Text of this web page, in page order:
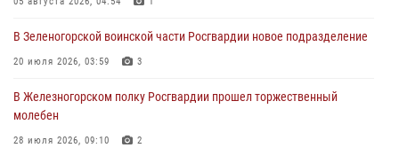
03 августа 2026, 13:12 2
В Зеленогорской воинской части Росгвардии новое подразделение
20 июля 2026, 03:59 3
В Железногорском полку Росгвардии прошел торжественный
молебен
28 июля 2026, 09:10 2